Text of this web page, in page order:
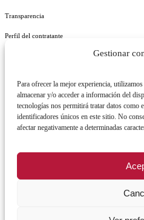
Gestionar
Para ofrecer la mejor experiencia,
almacenar y/o acceder a información del
tecnologías nos permitirá tratar datos como
identificadores únicos en este sitio. No
afectar negativamente a determinadas
Transparencia
Perfil del contratante
REGISTRO DE